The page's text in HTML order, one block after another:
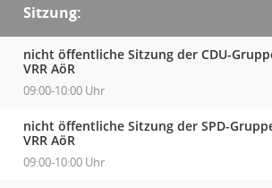
Sitzung:
nicht öffentliche Sitzung der CDU-
VRR AöR
09:00-10:00 Uhr
nicht öffentliche Sitzung der SPD-
VRR AöR
09:00-10:00 Uhr